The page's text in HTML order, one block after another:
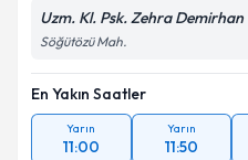
Uzm. Kl. Psk. Zehra Demirhan
Söğütözü Mah.
En Yakın Saatler
Yarın
11:00
Yarın
11:50